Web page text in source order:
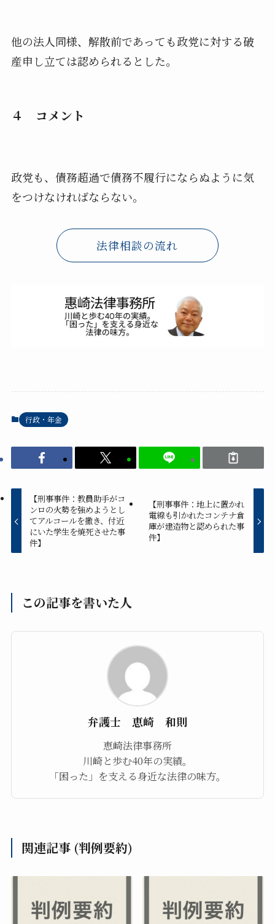
他の法人同様、解散前であっても政党に対する破
産申し立ては認められるとした。
４ コメント
政党も、債務超過で債務不履行にならぬように気
をつけなければならない。
法律相談の流れ
行政・年金
【刑事事件：教員助手がコ
ンロの火勢を強めようとし
てアルコールを撒き、付近
にいた学生を焼死させた事
件】
【刑事事件：地上に置かれ
電線も引かれたコンテナ倉
庫が建造物と認められた事
件】
この記事を書いた人
弁護士 恵崎 和則
恵崎法律事務所
川崎と歩む40年の実績。
「困った」を支える身近な法律の味方。
関連記事 (判例要約)